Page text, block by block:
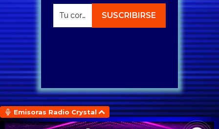
Emisoras Radio Crystal